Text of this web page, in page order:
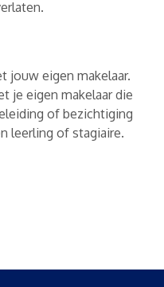
jouw eigen makelaar.
je eigen makelaar die
of bezichtiging
leerling of stagiaire.